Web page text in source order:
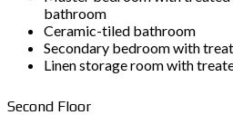
bathroom
Ceramic-tiled bathroom
Secondary bedroom with
Linen storage room with
Second Floor